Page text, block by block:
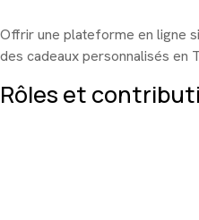
Offrir une plateforme en ligne
des cadeaux personnalisés en
Rôles et